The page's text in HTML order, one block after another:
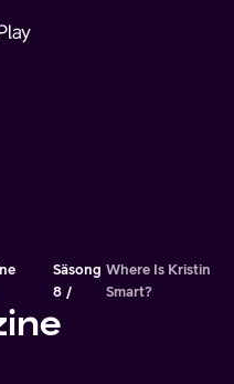
Säsong
8
Where Is Kristin
Smart?